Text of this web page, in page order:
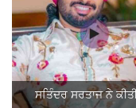
ਸਤਿੰਦਰ ਸਰਤਾਜ ਨੇ